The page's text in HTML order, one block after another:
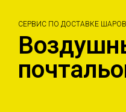
СЕРВИС ПО ДОСТАВКЕ